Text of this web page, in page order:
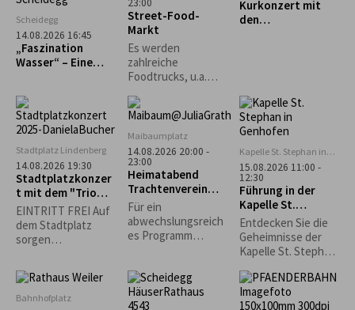
Scheidegg
14.08.2026 16:45
„Faszination
Wasser“ – Eine
Street-Food-
Markt
Es werden
zahlreiche
Foodtrucks, u.a.
asiatisch und vieles
mehr erwartet.
Kurkonzert mit
den
Stadtplatz Lindenberg
14.08.2026 19:30
Stadtplatzkonzer
t mit dem "Trio
Spontan"
EINTRITT FREI Auf
dem Stadtplatz
sorgen
Vereine für
Sitzgelegenheiten
und das leibliche
Maibaumplatz
14.08.2026 20:00 -
23:00
Heimatabend
Trachtenverein
Stiefenhofen
Für ein
abwechslungsreich
es Programm
Kindergruppe und
die aktiven Plattler.
Kapelle St. Stephan in
Genhofen
15.08.2026 11:00 -
12:30
Führung in der
Kapelle St.
Stephan in
Genhofen
Entdecken Sie die
Geheimnisse der
Kapelle St. Stephan
einer exklusiven
Führung mit
Bahnhofplatz